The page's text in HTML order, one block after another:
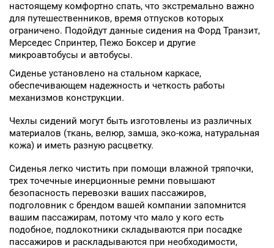
настоящему комфортно спать, что экстремально важно
для путешественников, время отпусков которых
ограничено. Подойдут данные сидения на Форд Транзит,
Мерседес Спринтер, Пежо Боксер и другие
микроавтобусы и автобусы.
Сиденье установлено на стальном каркасе,
обеспечивающем надежность и четкость работы
механизмов конструкции.
Чехлы сидений могут быть изготовлены из различных
материалов (ткань, велюр, замша, эко-кожа, натуральная
кожа) и иметь разную расцветку.
Сиденья легко чистить при помощи влажной тряпочки,
трех точечные инерционные ремни повышают
безопасность перевозки ваших пассажиров,
подголовник с брендом вашей компании запомнится
вашим пассажирам, потому что мало у кого есть
подобное, подлокотники складываются при посадке
пассажиров и раскладываются при необходимости,